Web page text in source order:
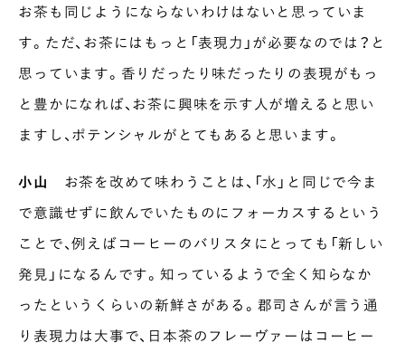
お茶も同じようにならないわけはないと思っていま
す。ただ、お茶にはもっと「表現力」が必要なのでは？と
思っています。香りだったり味だったりの表現がもっ
と豊かになれば、お茶に興味を示す人が増えると思い
ますし、ポテンシャルがとてもあると思います。
小山
お茶を改めて味わうことは、「水」と同じで今ま
で意識せずに飲んでいたものにフォーカスするという
ことで、例えばコーヒーのバリスタにとっても「新しい
発見」になるんです。知っているようで全く知らなか
ったというくらいの新鮮さがある。郡司さんが言う通
り表現力は大事で、日本茶のフレーヴァーはコーヒー